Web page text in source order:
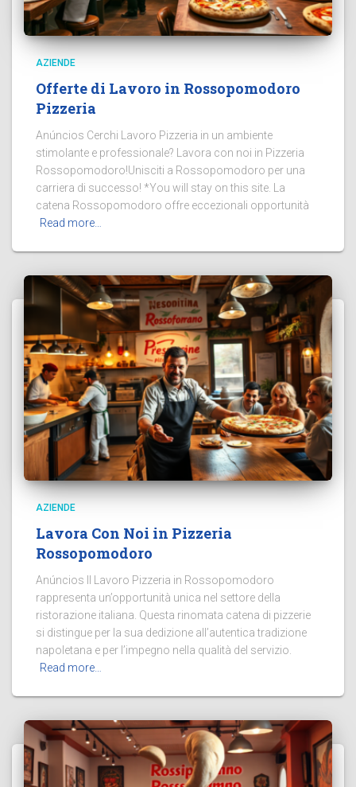
AZIENDE
Offerte di Lavoro in Rossopomodoro
Pizzeria
Anúncios Cerchi Lavoro Pizzeria in un ambiente
stimolante e professionale? Lavora con noi in Pizzeria
Rossopomodoro!Unisciti a Rossopomodoro per una
carriera di successo! *You will stay on this site. La
catena Rossopomodoro offre eccezionali opportunità
Read more…
AZIENDE
Lavora Con Noi in Pizzeria
Rossopomodoro
Anúncios Il Lavoro Pizzeria in Rossopomodoro
rappresenta un’opportunità unica nel settore della
ristorazione italiana. Questa rinomata catena di pizzerie
si distingue per la sua dedizione all’autentica tradizione
napoletana e per l’impegno nella qualità del servizio.
Read more…